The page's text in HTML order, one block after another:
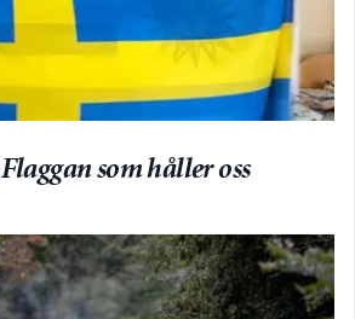
Flaggan som håller oss